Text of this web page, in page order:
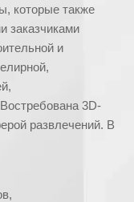
которые также
заказчиками
и
3D-
развлечений. В